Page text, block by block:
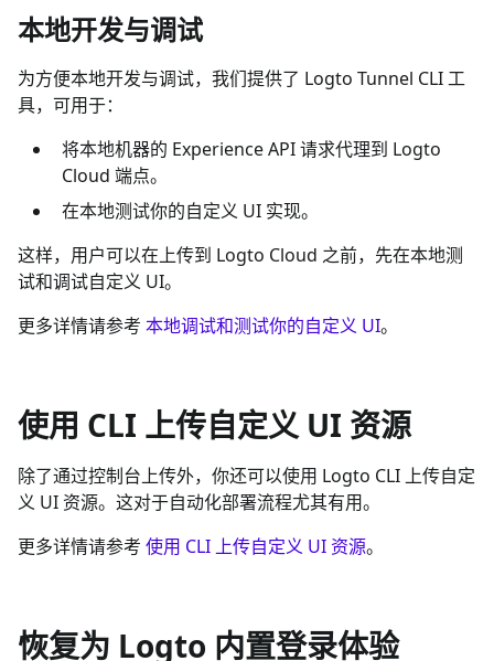
本地开发与调试
为方便本地开发与调试，我们提供了 Logto Tunnel CLI 工
具，可用于：
将本地机器的 Experience API 请求代理到 Logto
Cloud 端点。
在本地测试你的自定义 UI 实现。
这样，用户可以在上传到 Logto Cloud 之前，先在本地测
试和调试自定义 UI。
更多详情请参考 本地调试和测试你的自定义 UI。
使用 CLI 上传自定义 UI 资源
除了通过控制台上传外，你还可以使用 Logto CLI 上传自定
义 UI 资源。这对于自动化部署流程尤其有用。
更多详情请参考 使用 CLI 上传自定义 UI 资源。
恢复为 Logto 内置登录体验